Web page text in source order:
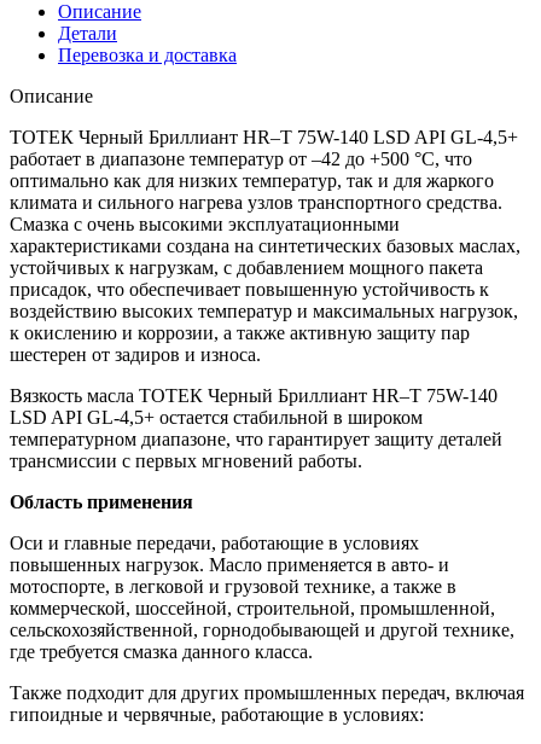
Описание
Детали
Перевозка и доставка
Описание
ТОТЕК Черный Бриллиант HR–T 75W-140 LSD API GL-4,5+
работает в диапазоне температур от –42 до +500 °C, что
оптимально как для низких температур, так и для жаркого
климата и сильного нагрева узлов транспортного средства.
Смазка с очень высокими эксплуатационными
характеристиками создана на синтетических базовых маслах,
устойчивых к нагрузкам, с добавлением мощного пакета
присадок, что обеспечивает повышенную устойчивость к
воздействию высоких температур и максимальных нагрузок,
к окислению и коррозии, а также активную защиту пар
шестерен от задиров и износа.
Вязкость масла ТОТЕК Черный Бриллиант HR–T 75W-140
LSD API GL-4,5+ остается стабильной в широком
температурном диапазоне, что гарантирует защиту деталей
трансмиссии с первых мгновений работы.
Область применения
Оси и главные передачи, работающие в условиях
повышенных нагрузок. Масло применяется в авто- и
мотоспорте, в легковой и грузовой технике, а также в
коммерческой, шоссейной, строительной, промышленной,
сельскохозяйственной, горнодобывающей и другой технике,
где требуется смазка данного класса.
Также подходит для других промышленных передач, включая
гипоидные и червячные, работающие в условиях: